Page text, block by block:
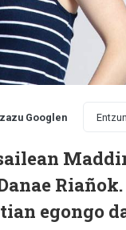
Googlen Entzun
Riañok.
egongo